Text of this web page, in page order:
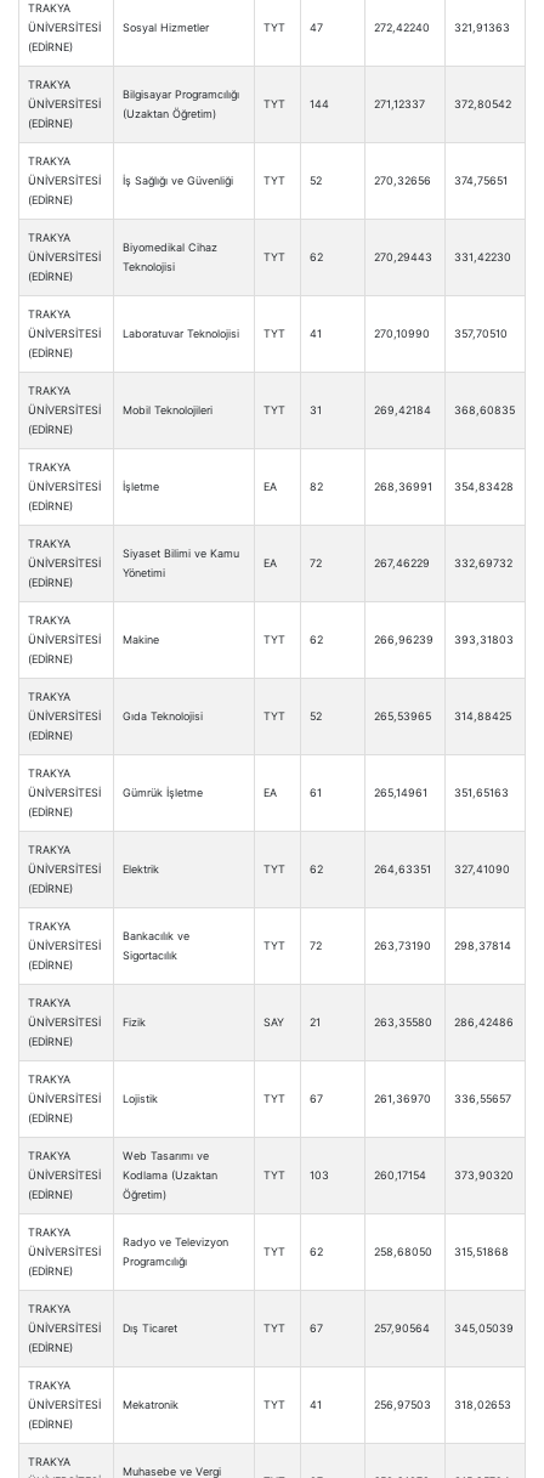
TRAKYA
ÜNİVERSİTESİ
(EDİRNE)
Sosyal Hizmetler TYT 47 272,42240 321,91363
TRAKYA
ÜNİVERSİTESİ
(EDİRNE)
Bilgisayar Programcılığı
(Uzaktan Öğretim)
TYT 144 271,12337 372,80542
TRAKYA
ÜNİVERSİTESİ
(EDİRNE)
İş Sağlığı ve Güvenliği TYT 52 270,32656 374,75651
TRAKYA
ÜNİVERSİTESİ
(EDİRNE)
Biyomedikal Cihaz
Teknolojisi
TYT 62 270,29443 331,42230
TRAKYA
ÜNİVERSİTESİ
(EDİRNE)
Laboratuvar Teknolojisi TYT 41 270,10990 357,70510
TRAKYA
ÜNİVERSİTESİ
(EDİRNE)
Mobil Teknolojileri TYT 31 269,42184 368,60835
TRAKYA
ÜNİVERSİTESİ
(EDİRNE)
İşletme EA 82 268,36991 354,83428
TRAKYA
ÜNİVERSİTESİ
(EDİRNE)
Siyaset Bilimi ve Kamu
Yönetimi
EA 72 267,46229 332,69732
TRAKYA
ÜNİVERSİTESİ
(EDİRNE)
Makine TYT 62 266,96239 393,31803
TRAKYA
ÜNİVERSİTESİ
(EDİRNE)
Gıda Teknolojisi TYT 52 265,53965 314,88425
TRAKYA
ÜNİVERSİTESİ
(EDİRNE)
Gümrük İşletme EA 61 265,14961 351,65163
TRAKYA
ÜNİVERSİTESİ
(EDİRNE)
Elektrik TYT 62 264,63351 327,41090
TRAKYA
ÜNİVERSİTESİ
(EDİRNE)
Bankacılık ve
Sigortacılık
TYT 72 263,73190 298,37814
TRAKYA
ÜNİVERSİTESİ
(EDİRNE)
Fizik SAY 21 263,35580 286,42486
TRAKYA
ÜNİVERSİTESİ
(EDİRNE)
Lojistik TYT 67 261,36970 336,55657
TRAKYA
ÜNİVERSİTESİ
(EDİRNE)
Web Tasarımı ve
Kodlama (Uzaktan
Öğretim)
TYT 103 260,17154 373,90320
TRAKYA
ÜNİVERSİTESİ
(EDİRNE)
Radyo ve Televizyon
Programcılığı
TYT 62 258,68050 315,51868
TRAKYA
ÜNİVERSİTESİ
(EDİRNE)
Dış Ticaret TYT 67 257,90564 345,05039
TRAKYA
ÜNİVERSİTESİ
(EDİRNE)
Mekatronik TYT 41 256,97503 318,02653
TRAKYA
Muhasebe ve Vergi